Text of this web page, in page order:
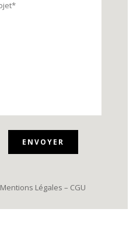
Mentions Légales – CGU